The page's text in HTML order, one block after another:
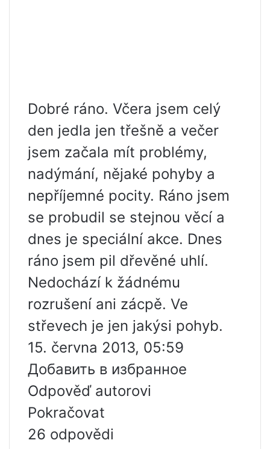
Dobré ráno. Včera jsem celý
den jedla jen třešně a večer
jsem začala mít problémy,
nadýmání, nějaké pohyby a
nepříjemné pocity. Ráno jsem
se probudil se stejnou věcí a
dnes je speciální akce. Dnes
ráno jsem pil dřevěné uhlí.
Nedochází k žádnému
rozrušení ani zácpě. Ve
střevech je jen jakýsi pohyb.
15. června 2013, 05:59
Добавить в избранное
Odpověď autorovi
Pokračovat
26 odpovědi